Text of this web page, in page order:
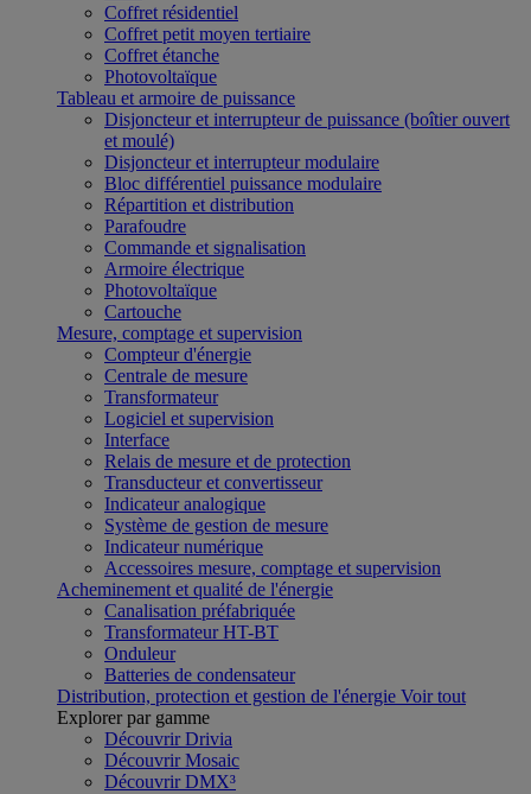
Coffret résidentiel
Coffret petit moyen tertiaire
Coffret étanche
Photovoltaïque
Tableau et armoire de puissance
Disjoncteur et interrupteur de puissance (boîtier ouvert
et moulé)
Disjoncteur et interrupteur modulaire
Bloc différentiel puissance modulaire
Répartition et distribution
Parafoudre
Commande et signalisation
Armoire électrique
Photovoltaïque
Cartouche
Mesure, comptage et supervision
Compteur d'énergie
Centrale de mesure
Transformateur
Logiciel et supervision
Interface
Relais de mesure et de protection
Transducteur et convertisseur
Indicateur analogique
Système de gestion de mesure
Indicateur numérique
Accessoires mesure, comptage et supervision
Acheminement et qualité de l'énergie
Canalisation préfabriquée
Transformateur HT-BT
Onduleur
Batteries de condensateur
Distribution, protection et gestion de l'énergie Voir tout
Explorer par gamme
Découvrir Drivia
Découvrir Mosaic
Découvrir DMX³